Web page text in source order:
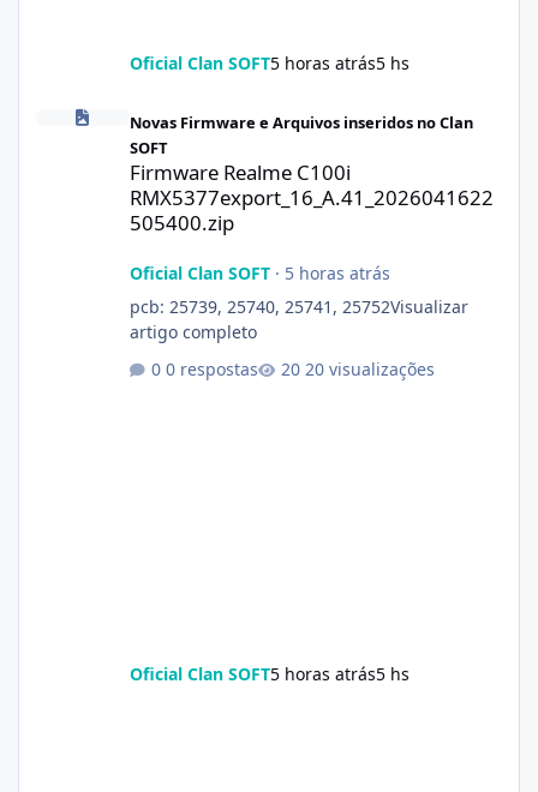
Oficial Clan SOFT5 horas atrás5 hs
Novas Firmware e Arquivos inseridos no Clan
SOFT
Firmware Realme C100i
RMX5377export_16_A.41_2026041622
505400.zip
Oficial Clan SOFT· 5 horas atrás
pcb: 25739, 25740, 25741, 25752Visualizar
artigo completo
0 respostas
20 visualizações
Oficial Clan SOFT5 horas atrás5 hs